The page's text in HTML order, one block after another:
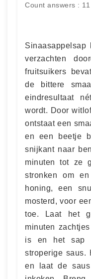
Count answers : 11
verzachten
fruitsuikers
de bittere
eindresultaat
wordt. Door
ontstaat een
en een beetje
snijkant naar
minuten tot ze
stronken om
honing, een
mosterd, voor
toe. Laat het
minuten
is en het sap
stroperige saus.
en laat de